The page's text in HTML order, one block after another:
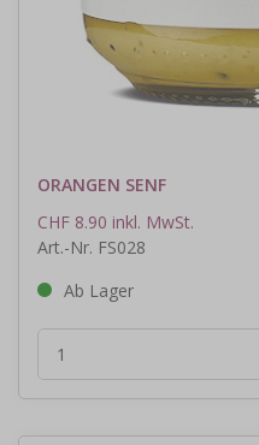
ORANGEN SENF
CHF 8.90 inkl. MwSt.
Art.-Nr. FS028
Ab Lager